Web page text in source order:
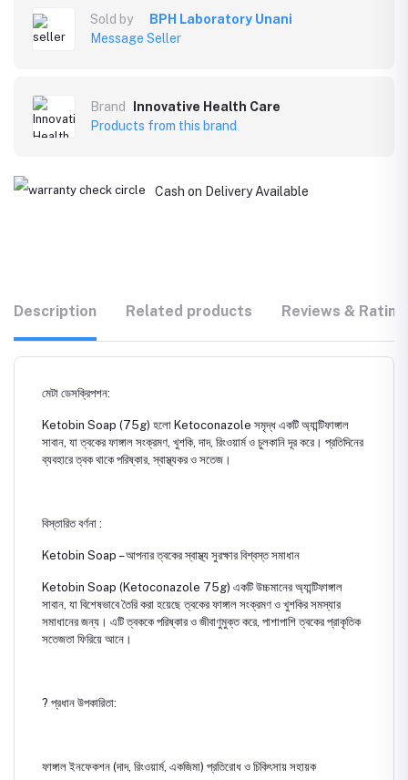
Sold by
BPH Laboratory Unani
Message Seller
Brand
Innovative Health Care
Products from this brand
Cash on Delivery Available
Description Related products Reviews &
মেটা ডেসক্রিপশন:
Ketobin Soap (75g) হলো Ketoconazole সমৃদ্ধ একটি অ্যান্টিফাঙ্গাল
সাবান, যা ত্বকের ফাঙ্গাল সংক্রমণ, খুশকি, দাদ, রিংওয়ার্ম ও চুলকানি দূর করে। প্রতিদিনের
ব্যবহারে ত্বক থাকে পরিষ্কার, স্বাস্থ্যকর ও সতেজ।
বিস্তারিত বর্ণনা :
Ketobin Soap – আপনার ত্বকের স্বাস্থ্য সুরক্ষার বিশ্বস্ত সমাধান
Ketobin Soap (Ketoconazole 75g) একটি উচ্চমানের অ্যান্টিফাঙ্গাল
সাবান, যা বিশেষভাবে তৈরি করা হয়েছে ত্বকের ফাঙ্গাল সংক্রমণ ও খুশকির সমস্যার
সমাধানের জন্য। এটি ত্বককে পরিষ্কার ও জীবাণুমুক্ত করে, পাশাপাশি ত্বকের প্রাকৃতিক
সতেজতা ফিরিয়ে আনে।
? প্রধান উপকারিতা:
ফাঙ্গাল ইনফেকশন (দাদ, রিংওয়ার্ম, একজিমা) প্রতিরোধ ও চিকিৎসায় সহায়ক